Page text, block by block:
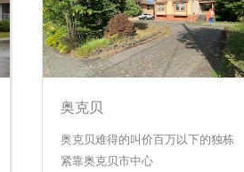
奥克贝
奥克贝难得的叫价百万以下的独栋
紧靠奥克贝市中心